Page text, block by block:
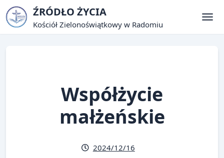
Skip
to
ŹRÓDŁO ŻYCIA
Kościół Zielonoświątkowy w Radomiu
Współżycie
małżeńskie
2024/12/16